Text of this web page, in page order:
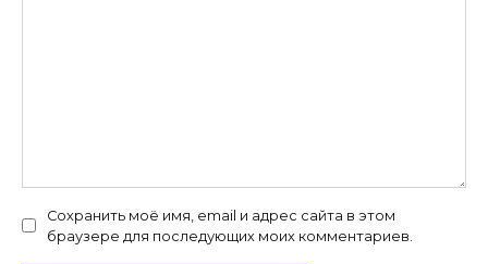
Сохранить моё имя, email и адрес сайта в этом
браузере для последующих моих комментариев.